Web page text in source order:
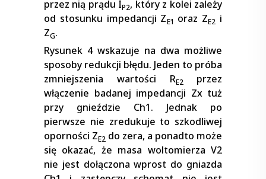
przez nią prądu IP2, który z kolei zależy
od stosunku impedancji ZE1 oraz ZE2 i
ZG.
Rysunek 4 wskazuje na dwa możliwe
sposoby redukcji błędu. Jeden to próba
zmniejszenia wartości RE2 przez
włączenie badanej impedancji Zx tuż
przy gnieździe Ch1. Jednak po
pierwsze nie zredukuje to szkodliwej
oporności ZE2 do zera, a ponadto może
się okazać, że masa woltomierza V2
nie jest dołączona wprost do gniazda